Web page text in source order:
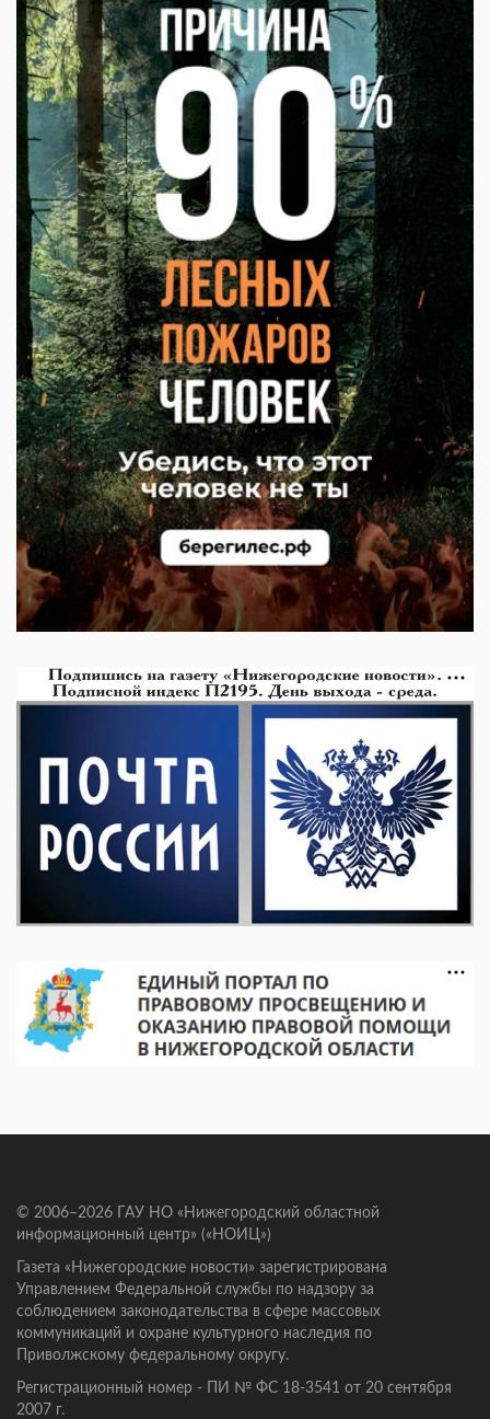
© 2006–2026 ГАУ НО «Нижегородский областной
информационный центр» («НОИЦ»)
Газета «Нижегородские новости» зарегистрирована
Управлением Федеральной службы по надзору за
соблюдением законодательства в сфере массовых
коммуникаций и охране культурного наследия по
Приволжскому федеральному округу.
Регистрационный номер - ПИ № ФС 18-3541 от 20 сентября
2007 г.